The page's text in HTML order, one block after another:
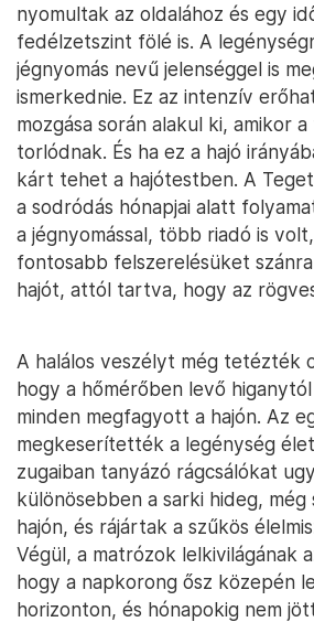
nyomultak az oldalához és egy
fedélzetszint fölé is. A
jégnyomás nevű jelenséggel is
ismerkednie. Ez az intenzív
mozgása során alakul ki, amikor
torlódnak. És ha ez a hajó
kárt tehet a hajótestben. A
a sodródás hónapjai alatt
a jégnyomással, több riadó is
fontosabb felszerelésüket
hajót, attól tartva, hogy az
A halálos veszélyt még tetézték
hogy a hőmérőben levő
minden megfagyott a hajón. Az
megkeserítették a legénység
zugaiban tanyázó rágcsálókat
különösebben a sarki hideg,
hajón, és rájártak a szűkös
Végül, a matrózok lelkivilágának
hogy a napkorong ősz közepén
horizonton, és hónapokig nem